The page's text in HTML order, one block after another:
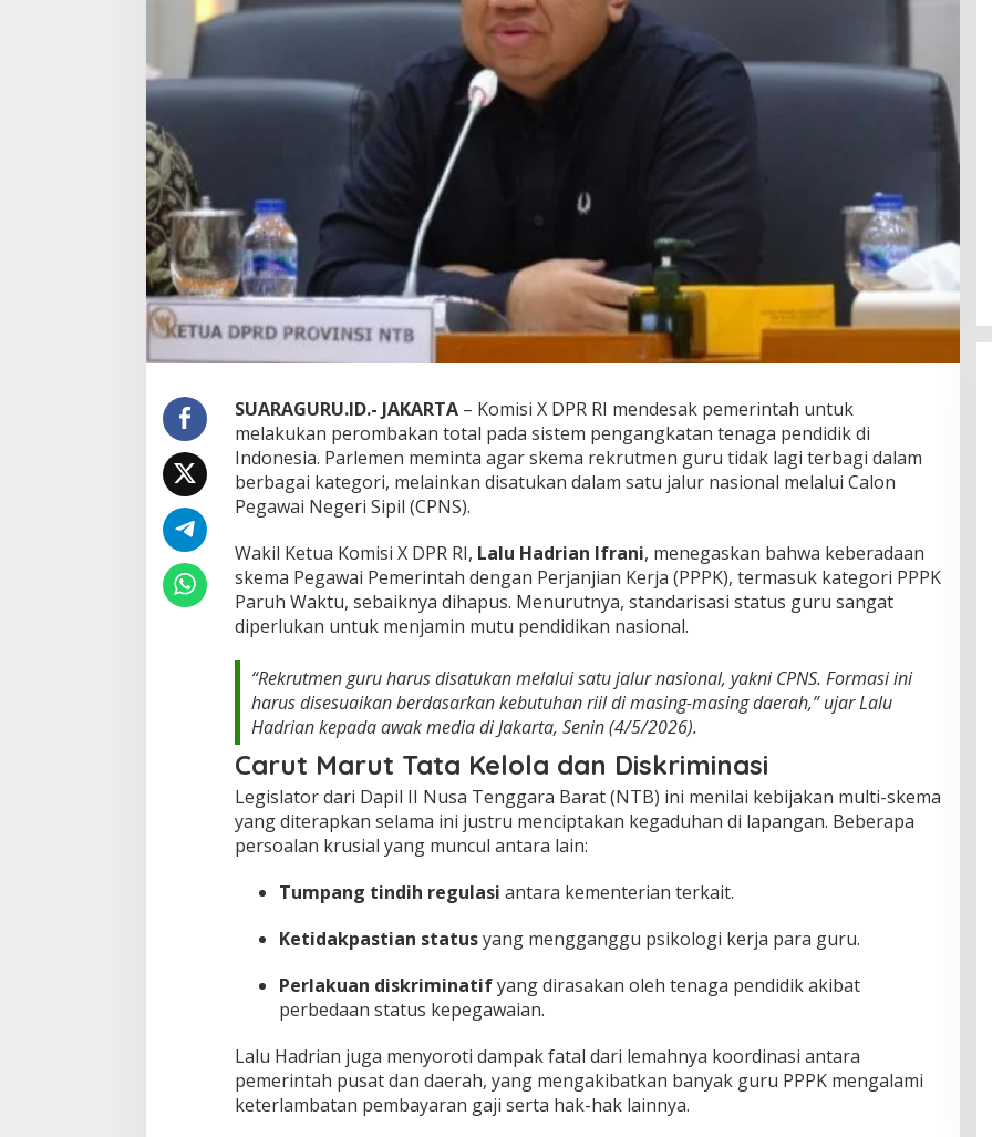
g
R
e
e
n
G
u
r
u
L
a
g
s
u
n
g
C
P
S
I
n
i
l
a
s
a
n
n
y
a
!
SUARAGURU.ID.- JAKARTA– Komisi X DPR RI mendesak pemerintah untuk
melakukan perombakan total pada sistem pengangkatan tenaga pendidik di
Indonesia. Parlemen meminta agar skema rekrutmen guru tidak lagi terbagi dalam
berbagai kategori, melainkan disatukan dalam satu jalur nasional melalui Calon
Pegawai Negeri Sipil (CPNS).
Wakil Ketua Komisi X DPR RI, Lalu Hadrian Ifrani, menegaskan bahwa keberadaan
skema Pegawai Pemerintah dengan Perjanjian Kerja (PPPK), termasuk kategori PPPK
Paruh Waktu, sebaiknya dihapus. Menurutnya, standarisasi status guru sangat
diperlukan untuk menjamin mutu pendidikan nasional.
“Rekrutmen guru harus disatukan melalui satu jalur nasional, yakni CPNS. Formasi ini
harus disesuaikan berdasarkan kebutuhan riil di masing-masing daerah,” ujar Lalu
Hadrian kepada awak media di Jakarta, Senin (4/5/2026).
Carut Marut Tata Kelola dan Diskriminasi
Legislator dari Dapil II Nusa Tenggara Barat (NTB) ini menilai kebijakan multi-skema
yang diterapkan selama ini justru menciptakan kegaduhan di lapangan. Beberapa
persoalan krusial yang muncul antara lain:
Tumpang tindih regulasi antara kementerian terkait.
Ketidakpastian statusyang mengganggu psikologi kerja para guru.
Perlakuan diskriminatifyang dirasakan oleh tenaga pendidik akibat
perbedaan status kepegawaian.
Lalu Hadrian juga menyoroti dampak fatal dari lemahnya koordinasi antara
pemerintah pusat dan daerah, yang mengakibatkan banyak guru PPPK mengalami
keterlambatan pembayaran gaji serta hak-hak lainnya.